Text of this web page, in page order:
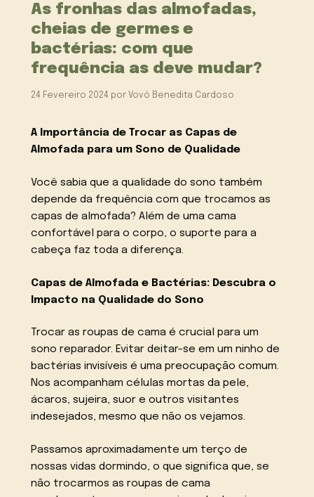
As fronhas das almofadas,
cheias de germes e
bactérias: com que
frequência as deve mudar?
24 Fevereiro 2024 por Vovó Benedita Cardoso
A Importância de Trocar as Capas de
Almofada para um Sono de Qualidade
Você sabia que a qualidade do sono também
depende da frequência com que trocamos as
capas de almofada? Além de uma cama
confortável para o corpo, o suporte para a
cabeça faz toda a diferença.
Capas de Almofada e Bactérias: Descubra o
Impacto na Qualidade do Sono
Trocar as roupas de cama é crucial para um
sono reparador. Evitar deitar-se em um ninho de
bactérias invisíveis é uma preocupação comum.
Nos acompanham células mortas da pele,
ácaros, sujeira, suor e outros visitantes
indesejados, mesmo que não os vejamos.
Passamos aproximadamente um terço de
nossas vidas dormindo, o que significa que, se
não trocarmos as roupas de cama